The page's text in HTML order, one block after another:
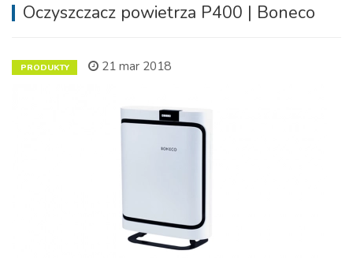
Oczyszczacz powietrza P400 | Boneco
PRODUKTY 21 mar 2018